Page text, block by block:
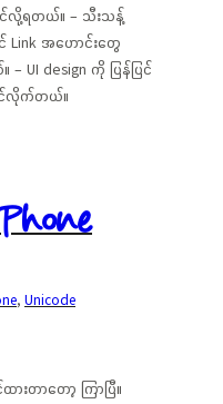
ာင်လို့ရတယ်။ – သီးသန့်
Link အဟောင်းတွေ
UI design ကို ပြန်ပြင်
ြင်လိုက်တယ်။
, Unicode
ားတာတော့ ကြာပြီ။